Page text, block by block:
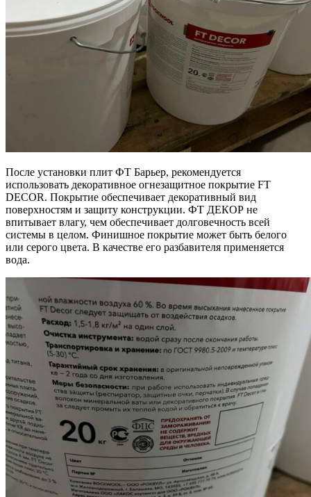
После установки плит ФТ Барьер, рекомендуется
использовать декоративное огнезащитное покрытие FT
DECOR. Покрытие обеспечивает декоративный вид
поверхностям и защиту конструкции. ФТ ДЕКОР не
впитывает влагу, чем обеспечивает долговечность всей
системы в целом. Финишное покрытие может быть белого
или серого цвета. В качестве его разбавителя применяется
вода.